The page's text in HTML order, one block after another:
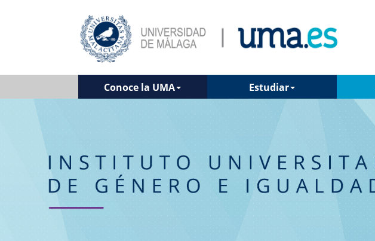
Conoce la UMA Estudiar